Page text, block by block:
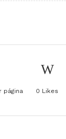
página 0 Likes